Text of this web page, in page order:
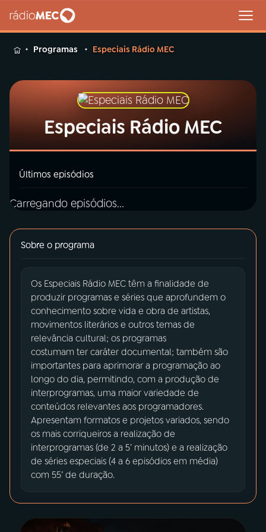
MENU
MEC
Início
03PROGRAMAÇÃO
04 PROGRAMAS
05 PODCASTS
06VIDEOCASTS
07ÚLTIMAS
Programas Especiais Rádio MEC
Especiais Rádio MEC
Últimos episódios
Carregando episódios...
Sobre o programa
Os Especiais Rádio MEC têm a finalidade de
produzir programas e séries que aprofundem o
conhecimento sobre vida e obra de artistas,
movimentos literários e outros temas de
relevância cultural; os programas
costumam ter caráter documental; também são
importantes para aprimorar a programação ao
longo do dia, permitindo, com a produção de
interprogramas, uma maior variedade de
conteúdos relevantes aos programadores.
Apresentam formatos e projetos variados, sendo
os mais corriqueiros a realização de
interprogramas (de 2 a 5’ minutos) e a realização
de séries especiais (4 a 6 episódios em média)
com 55’ de duração.